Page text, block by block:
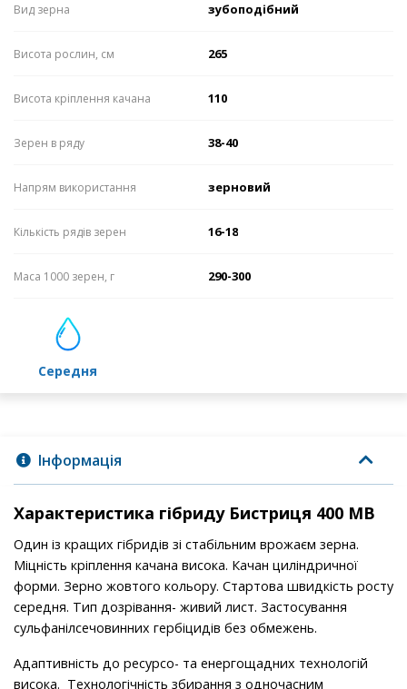
Вид зерна зубоподібний
Висота рослин, см 265
Висота кріплення качана 110
Зерен в ряду 38-40
Напрям використання зерновий
Кількість рядів зерен 16-18
Маса 1000 зерен, г 290-300
середня
Інформація
Характеристика гібриду Бистриця 400 МВ
Один із кращих гібридів зі стабільним врожаєм зерна.
Міцність кріплення качана висока. Качан циліндричної
форми. Зерно жовтого кольору. Стартова швидкість росту
середня. Тип дозрівання- живий лист. Застосування
сульфанілсечовинних гербіцидів без обмежень.
Адаптивність до ресурсо- та енергощадних технологій
висока. Технологічність збирання з одночасним